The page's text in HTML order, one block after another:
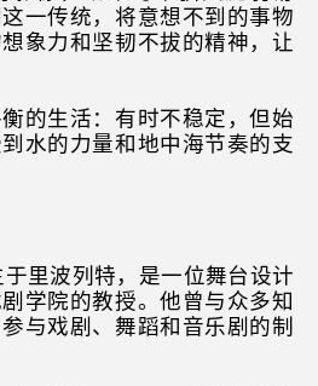
一传统，将意想不到的事物
象力和坚韧不拔的精神，让
的生活：有时不稳定，但始
水的力量和地中海节奏的支
于里波列特，是一位舞台设计
学院的教授。他曾与众多知
与戏剧、舞蹈和音乐剧的制